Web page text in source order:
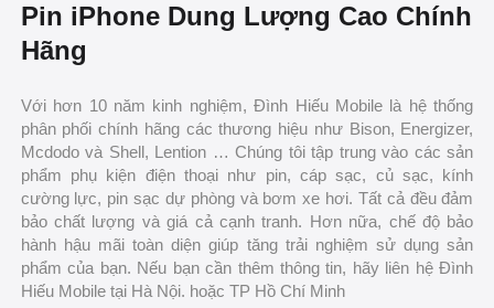
Pin iPhone Dung Lượng Cao Chính
Hãng
Với hơn 10 năm kinh nghiệm, Đình Hiếu Mobile là hệ thống
phân phối chính hãng các thương hiệu như Bison, Energizer,
Mcdodo và Shell, Lention … Chúng tôi tập trung vào các sản
phẩm phụ kiện điện thoại như pin, cáp sạc, củ sạc, kính
cường lực, pin sạc dự phòng và bơm xe hơi. Tất cả đều đảm
bảo chất lượng và giá cả cạnh tranh. Hơn nữa, chế độ bảo
hành hậu mãi toàn diện giúp tăng trải nghiệm sử dụng sản
phẩm của bạn. Nếu bạn cần thêm thông tin, hãy liên hệ Đình
Hiếu Mobile tại Hà Nội. hoặc TP Hồ Chí Minh